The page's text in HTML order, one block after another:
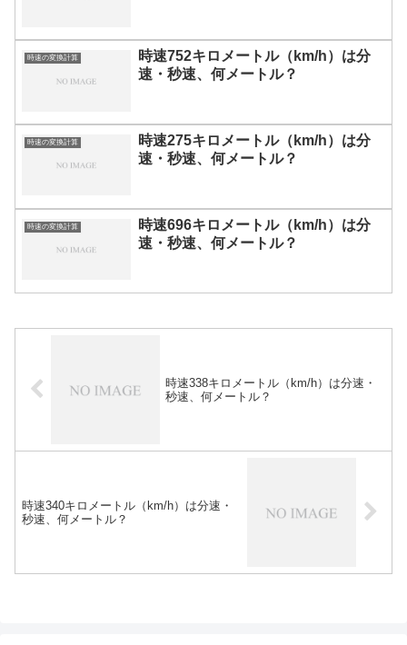
時速の変換計算
時速752キロメートル（km/h）は分
速・秒速、何メートル？
時速の変換計算
時速275キロメートル（km/h）は分
速・秒速、何メートル？
時速の変換計算
時速696キロメートル（km/h）は分
速・秒速、何メートル？
時速338キロメートル（km/h）は分速・
秒速、何メートル？
時速340キロメートル（km/h）は分速・
秒速、何メートル？